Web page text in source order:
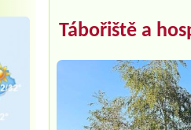
Tábořiště a